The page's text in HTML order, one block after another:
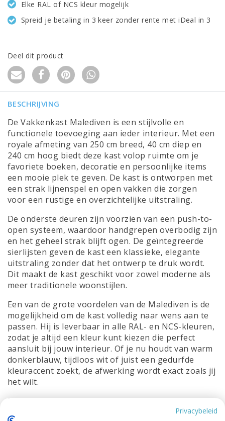
Elke RAL of NCS kleur mogelijk
Spreid je betaling in 3 keer zonder rente met iDeal in 3
Deel dit product
BESCHRIJVING
De Vakkenkast Malediven is een stijlvolle en
functionele toevoeging aan ieder interieur. Met een
royale afmeting van 250 cm breed, 40 cm diep en
240 cm hoog biedt deze kast volop ruimte om je
favoriete boeken, decoratie en persoonlijke items
een mooie plek te geven. De kast is ontworpen met
een strak lijnenspel en open vakken die zorgen
voor een rustige en overzichtelijke uitstraling.
De onderste deuren zijn voorzien van een push-to-
open systeem, waardoor handgrepen overbodig zijn
en het geheel strak blijft ogen. De geïntegreerde
sierlijsten geven de kast een klassieke, elegante
uitstraling zonder dat het ontwerp te druk wordt.
Dit maakt de kast geschikt voor zowel moderne als
meer traditionele woonstijlen.
Een van de grote voordelen van de Malediven is de
mogelijkheid om de kast volledig naar wens aan te
passen. Hij is leverbaar in alle RAL- en NCS-kleuren,
zodat je altijd een kleur kunt kiezen die perfect
aansluit bij jouw interieur. Of je nu houdt van warm
donkerblauw, tijdloos wit of juist een gedurfde
kleuraccent zoekt, de afwerking wordt exact zoals jij
het wilt.
Daarnaast is maatwerk mogelijk. Heb je een andere
hoogte of breedte nodig, of wil je de indelingPrivacybeleid